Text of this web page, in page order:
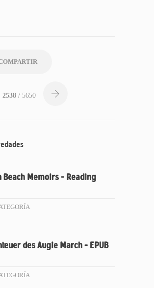
2538 / 5650
Memoirs – Reading
des Augie March – EPUB